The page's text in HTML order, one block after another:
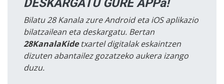
DESKARGATU GURE APPa!
Bilatu 28 Kanala zure Android eta iOS aplikazio
bilatzailean eta deskargatu. Bertan
28KanalaKidetxartel digitalak eskaintzen
dizuten abantailez gozatzeko aukera izango
duzu.